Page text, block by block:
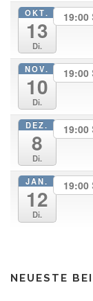
OKT.
13
Di.
19:00
NOV.
10
Di.
19:00
DEZ.
8
Di.
19:00
JAN.
12
Di.
19:00
NEUESTE